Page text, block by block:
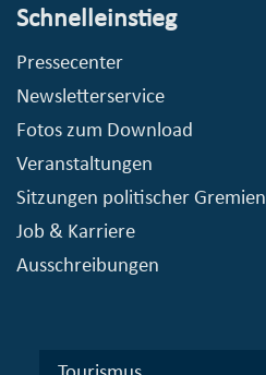
Schnelleinstieg
Pressecenter
Newsletterservice
Fotos zum Download
Veranstaltungen
Sitzungen politischer Gremien
Job & Karriere
Ausschreibungen